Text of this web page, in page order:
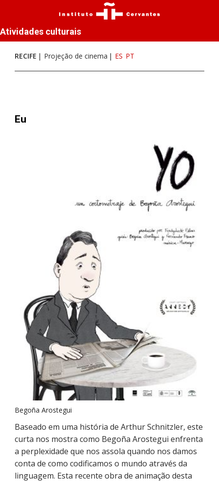
Atividades culturais
RECIFE Projeção de cinema ES PT
Eu
Begoña Arostegui
Baseado em uma história de Arthur Schnitzler, este
curta nos mostra como Begoña Arostegui enfrenta
a perplexidade que nos assola quando nos damos
conta de como codificamos o mundo através da
linguagem. Esta recente obra de animação desta